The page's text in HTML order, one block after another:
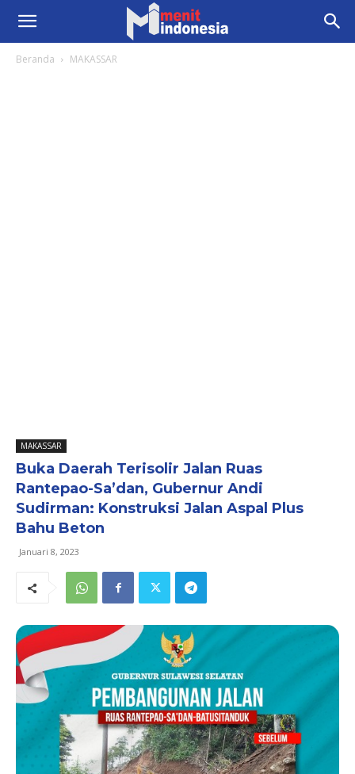
Beranda MAKASSAR
MAKASSAR
Buka Daerah Terisolir Jalan Ruas
Rantepao-Sa’dan, Gubernur Andi
Sudirman: Konstruksi Jalan Aspal Plus
Bahu Beton
Januari 8, 2023